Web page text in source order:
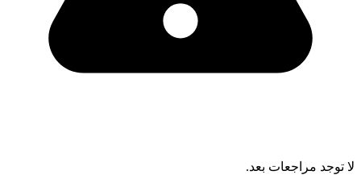
لا توجد مراجعات بعد.